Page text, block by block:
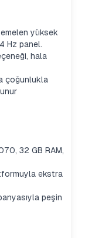
yüksek
Hz panel.
hala
çoğunlukla
32 GB RAM,
ekstra
peşin